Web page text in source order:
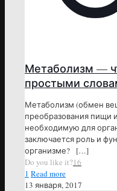
Метаболизм —
простыми
Метаболизм (обмен
преобразования пищи
необходимую для
заключается роль и
организме?
[…]
Do you like it?16
1 Read more
13 января, 2017